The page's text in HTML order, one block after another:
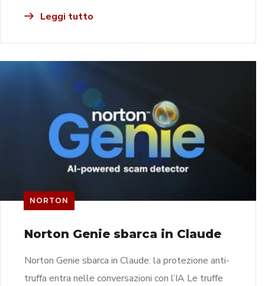
Leggi tutto
NORTON
Norton Genie sbarca in Claude
Norton Genie sbarca in Claude: la protezione anti-
truffa entra nelle conversazioni con l’IA Le truffe